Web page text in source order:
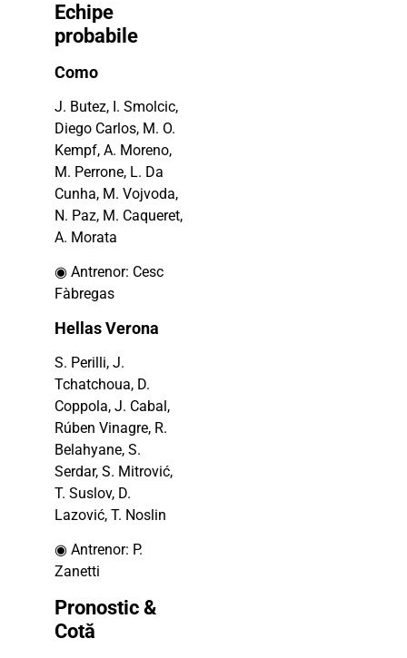
Echipe
probabile
Como
J. Butez, I. Smolcic,
Diego Carlos, M. O.
Kempf, A. Moreno,
M. Perrone, L. Da
Cunha, M. Vojvoda,
N. Paz, M. Caqueret,
A. Morata
◉ Antrenor: Cesc
Fàbregas
Hellas Verona
S. Perilli, J.
Tchatchoua, D.
Coppola, J. Cabal,
Rúben Vinagre, R.
Belahyane, S.
Serdar, S. Mitrović,
T. Suslov, D.
Lazović, T. Noslin
◉ Antrenor: P.
Zanetti
Pronostic &
Cotă